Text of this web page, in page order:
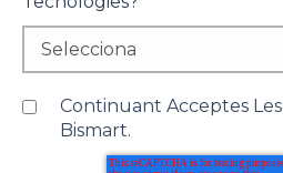
Continuant Acceptes Les
Bismart.